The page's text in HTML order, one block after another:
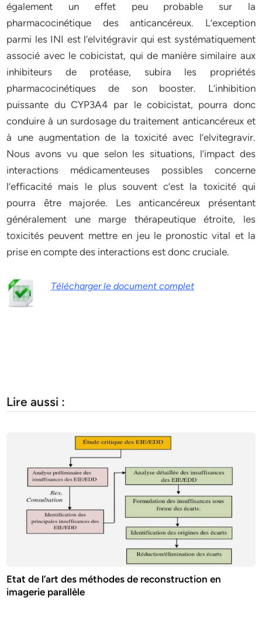
également un effet peu probable sur la
pharmacocinétique des anticancéreux. L’exception
parmi les INI est l’elvitégravir qui est systématiquement
associé avec le cobicistat, qui de manière similaire aux
inhibiteurs de protéase, subira les propriétés
pharmacocinétiques de son booster. L’inhibition
puissante du CYP3A4 par le cobicistat, pourra donc
conduire à un surdosage du traitement anticancéreux et
à une augmentation de la toxicité avec l’elvitegravir.
Nous avons vu que selon les situations, l’impact des
interactions médicamenteuses possibles concerne
l’efficacité mais le plus souvent c’est la toxicité qui
pourra être majorée. Les anticancéreux présentant
généralement une marge thérapeutique étroite, les
toxicités peuvent mettre en jeu le pronostic vital et la
prise en compte des interactions est donc cruciale.
Télécharger le document complet
Lire aussi :
Etat de l’art des méthodes de reconstruction en
imagerie parallèle